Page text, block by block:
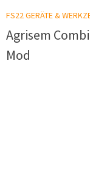
FS22 GERÄTE &
Agrisem
Mod